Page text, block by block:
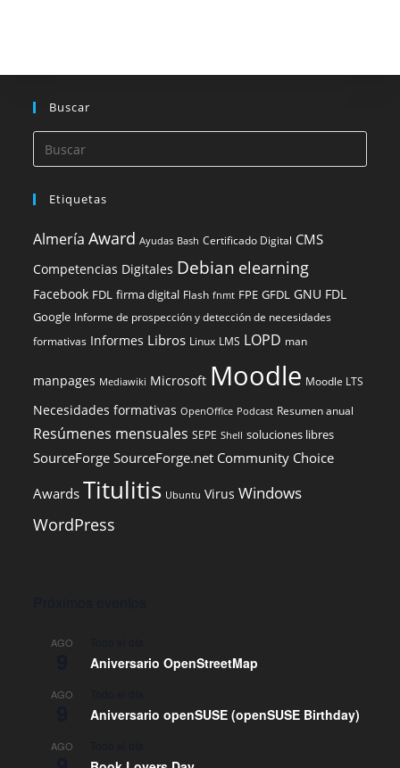
Buscar
Etiquetas
Almería Award Ayudas Bash Certificado Digital CMS
Competencias Digitales Debian elearning
Facebook FDL firma digital Flash fnmt FPE GFDL GNU FDL
Google Informe de prospección y detección de necesidades
formativas Informes Libros Linux LMS LOPD man
manpages Mediawiki Microsoft Moodle Moodle LTS
Necesidades formativas OpenOffice Podcast Resumen anual
Resúmenes mensuales SEPE Shell soluciones libres
SourceForge SourceForge.net Community Choice
Awards Titulitis Ubuntu Virus Windows
WordPress
AGO
Aniversario OpenStreetMap
AGO
Aniversario openSUSE (openSUSE Birthday)
AGO